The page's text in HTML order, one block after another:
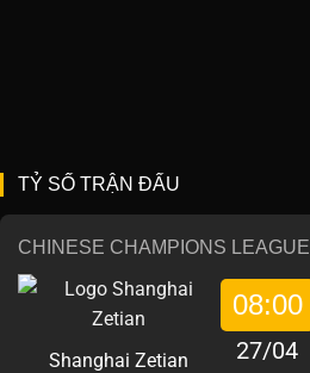
TỶ SỐ TRẬN ĐẤU
CHINESE CHAMPIONS LEAGUE
Shanghai Zetian
08:00
27/04